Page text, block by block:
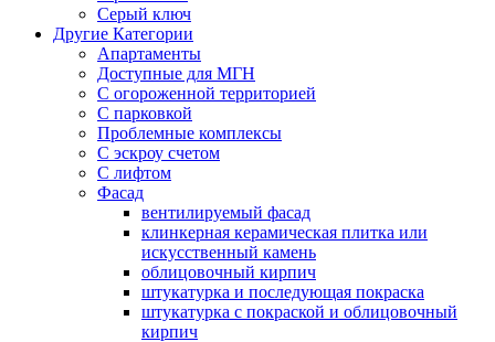
Серый ключ
Другие Категории
Апартаменты
Доступные для МГН
С огороженной территорией
С парковкой
Проблемные комплексы
С эскроу счетом
С лифтом
Фасад
вентилируемый фасад
клинкерная керамическая плитка или
искусственный камень
облицовочный кирпич
штукатурка и последующая покраска
штукатурка с покраской и облицовочный
кирпич